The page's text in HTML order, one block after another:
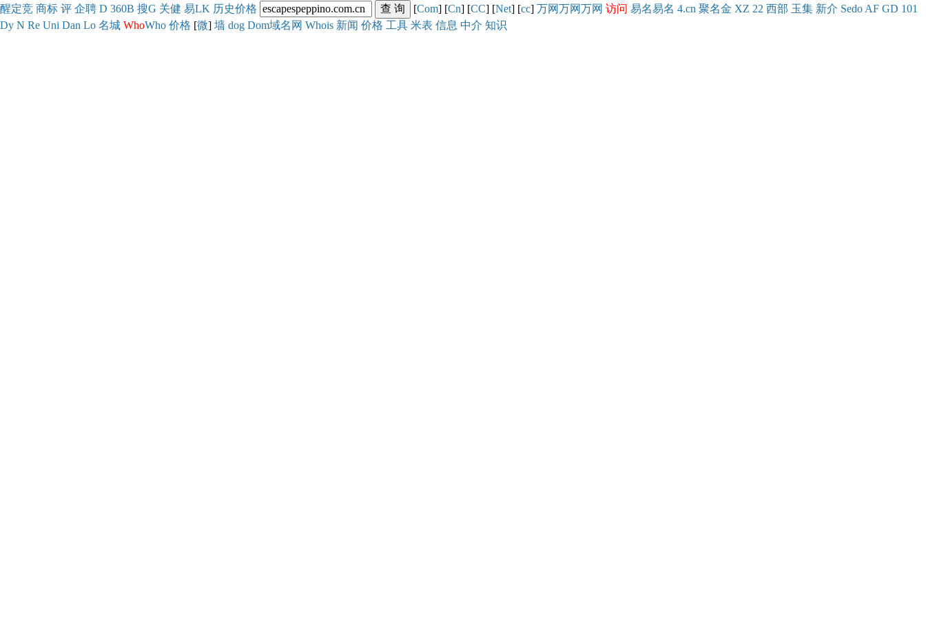
醒定竞 商标 评 企聘 D 360B 搜G 关健 易LK 历史价格 [Com] [Cn] [CC] [Net] [cc] 万网万网万网 访问 易名易名 4.cn 聚名金 XZ 22 西部 玉集 新介 Sedo AF GD 101
Dy N Re Uni Dan Lo 名城 WhoWho 价格 [微] 墙 dog Dom域名网 Whois 新闻 价格 工具 米表 信息 中介 知识